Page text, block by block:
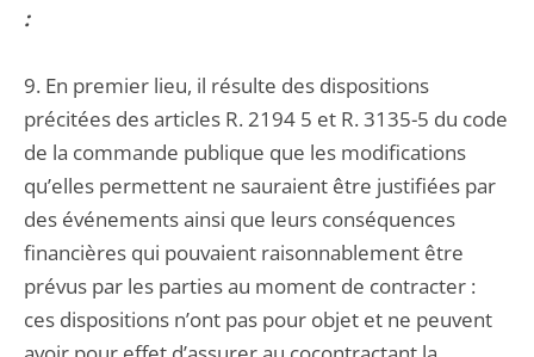
:
9. En premier lieu, il résulte des dispositions
précitées des articles R. 2194 5 et R. 3135-5 du code
de la commande publique que les modifications
qu’elles permettent ne sauraient être justifiées par
des événements ainsi que leurs conséquences
financières qui pouvaient raisonnablement être
prévus par les parties au moment de contracter :
ces dispositions n’ont pas pour objet et ne peuvent